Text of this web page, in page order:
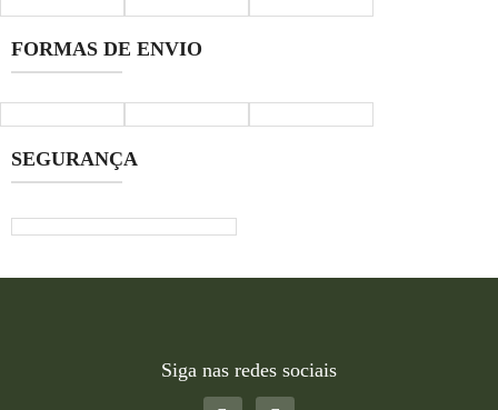
FORMAS DE ENVIO
SEGURANÇA
Siga nas redes sociais